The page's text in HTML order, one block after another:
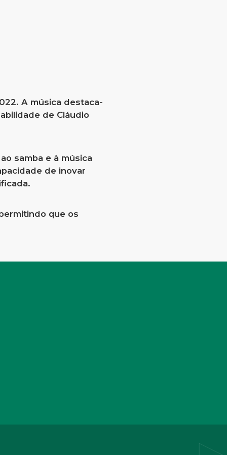
A música destaca-
de Cláudio
samba e à música
de inovar
que os